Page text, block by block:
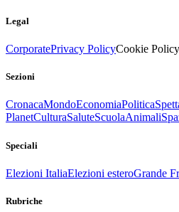
Legal
CorporatePrivacy PolicyCookie Policy
Sezioni
CronacaMondoEconomiaPolitica
PlanetCulturaSaluteScuolaAnimali
Speciali
Elezioni ItaliaElezioni esteroGrande
Rubriche